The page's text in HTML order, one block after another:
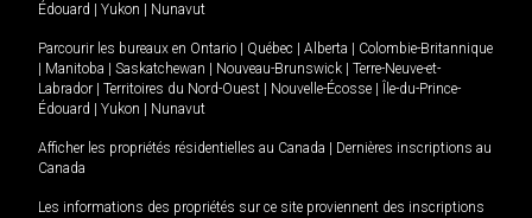
Édouard
Yukon Nunavut
Parcourir les bureaux en Ontario Québec Alberta
Colombie-Britannique
Manitoba Saskatchewan Nouveau-Brunswick
Terre-Neuve-et-
Labrador
Territoires du Nord-Ouest Nouvelle-Écosse
Île-du-Prince-
Édouard
Yukon Nunavut
Afficher les propriétés résidentielles au Canada
Dernières inscriptions au
Canada
Les informations des propriétés sur ce site proviennent des inscriptions